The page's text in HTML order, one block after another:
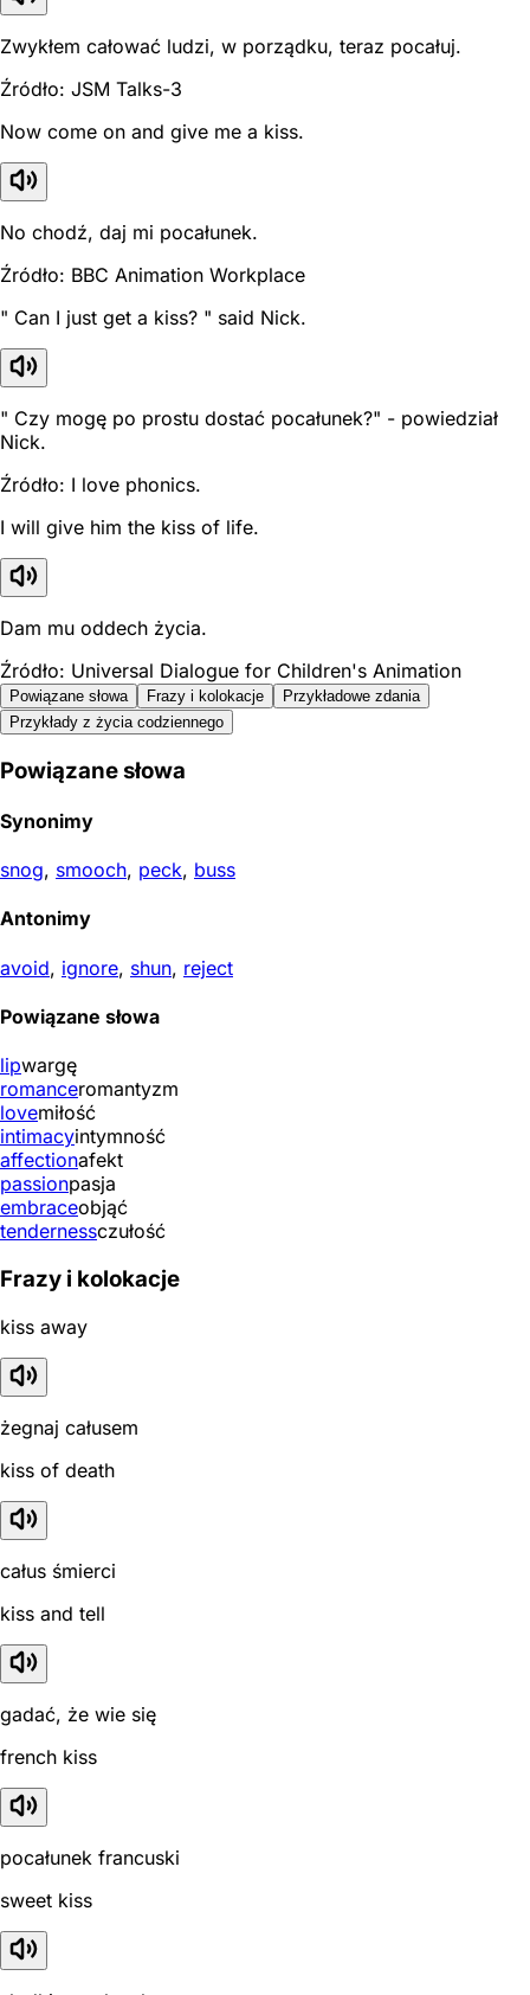
Zwykłem całować ludzi, w porządku, teraz pocałuj.
Źródło: JSM Talks-3
Now come on and give me a kiss.
No chodź, daj mi pocałunek.
Źródło: BBC Animation Workplace
" Can I just get a kiss? " said Nick.
" Czy mogę po prostu dostać pocałunek?" - powiedział
Nick.
Źródło: I love phonics.
I will give him the kiss of life.
Dam mu oddech życia.
Źródło: Universal Dialogue for Children's Animation
Powiązane słowa Frazy i kolokacje
Przykładowe zdania
Przykłady z życia codziennego
Powiązane słowa
Synonimy
snog, smooch, peck, buss
Antonimy
avoid, ignore, shun, reject
Powiązane słowa
lipwargę
romanceromantyzm
lovemiłość
intimacyintymność
affectionafekt
passionpasja
embraceobjąć
tendernessczułość
Frazy i kolokacje
kiss away
żegnaj całusem
kiss of death
całus śmierci
kiss and tell
gadać, że wie się
french kiss
pocałunek francuski
sweet kiss